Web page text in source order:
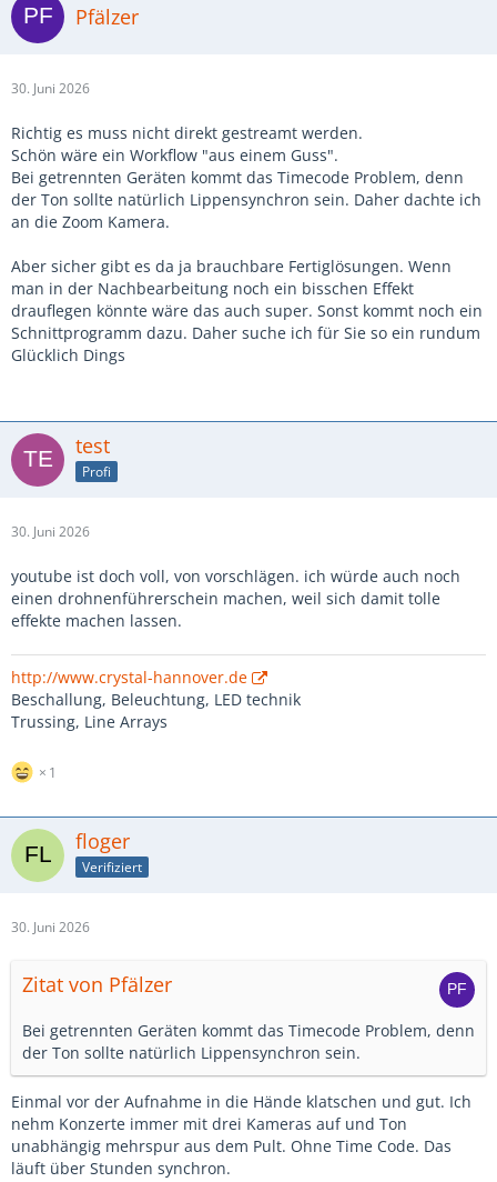
Pfälzer
30. Juni 2026
Richtig es muss nicht direkt gestreamt werden.
Schön wäre ein Workflow "aus einem Guss".
Bei getrennten Geräten kommt das Timecode Problem, denn
der Ton sollte natürlich Lippensynchron sein. Daher dachte ich
an die Zoom Kamera.
Aber sicher gibt es da ja brauchbare Fertiglösungen. Wenn
man in der Nachbearbeitung noch ein bisschen Effekt
drauflegen könnte wäre das auch super. Sonst kommt noch ein
Schnittprogramm dazu. Daher suche ich für Sie so ein rundum
Glücklich Dings
test
Profi
30. Juni 2026
youtube ist doch voll, von vorschlägen. ich würde auch noch
einen drohnenführerschein machen, weil sich damit tolle
effekte machen lassen.
http://www.crystal-hannover.de
Beschallung, Beleuchtung, LED technik
Trussing, Line Arrays
1
floger
Verifiziert
30. Juni 2026
Zitat von Pfälzer
Bei getrennten Geräten kommt das Timecode Problem, denn
der Ton sollte natürlich Lippensynchron sein.
Einmal vor der Aufnahme in die Hände klatschen und gut. Ich
nehm Konzerte immer mit drei Kameras auf und Ton
unabhängig mehrspur aus dem Pult. Ohne Time Code. Das
läuft über Stunden synchron.